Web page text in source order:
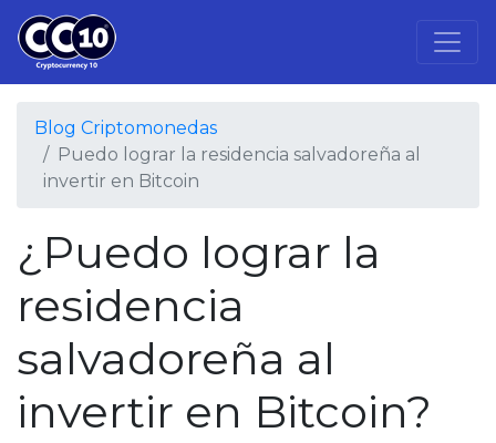
Blog Criptomonedas
Puedo lograr la residencia salvadoreña al
invertir en Bitcoin
¿Puedo lograr la
residencia
salvadoreña al
invertir en Bitcoin?